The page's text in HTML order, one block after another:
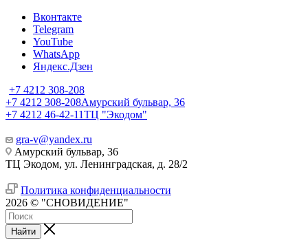
Вконтакте
Telegram
YouTube
WhatsApp
Яндекс.Дзен
+7 4212 308-208
+7 4212 308-208Амурский бульвар, 36
+7 4212 46-42-11ТЦ "Экодом"
gra-v@yandex.ru
Амурский бульвар, 36
ТЦ Экодом, ул. Ленинградская, д. 28/2
Политика конфиденциальности
2026 © "СНОВИДЕНИЕ"
Найти